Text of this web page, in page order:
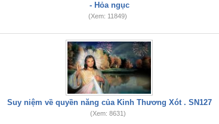
- Hỏa ngục
(Xem: 11849)
Suy niệm về quyền năng của Kinh Thương Xót . SN127
(Xem: 8631)